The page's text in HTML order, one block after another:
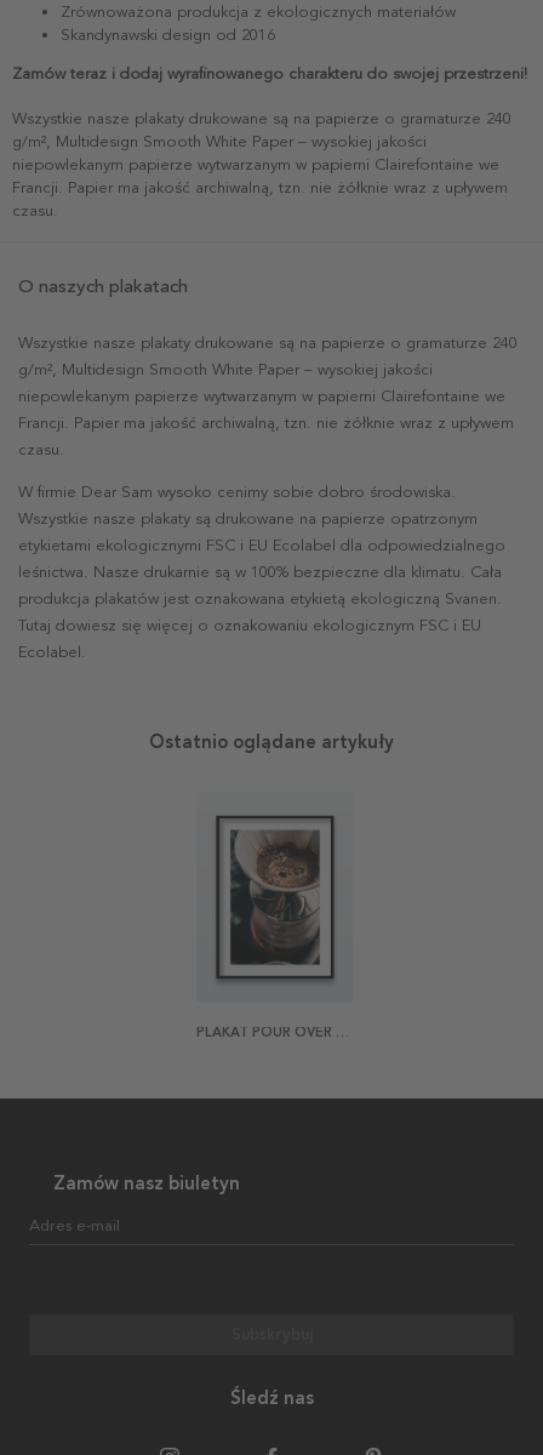
Zrównoważona produkcja z ekologicznych materiałów
Skandynawski design od 2016
Zamów teraz i dodaj wyrafinowanego charakteru do swojej przestrzeni!
Wszystkie nasze plakaty drukowane są na papierze o gramaturze 240
g/m², Multidesign Smooth White Paper – wysokiej jakości
niepowlekanym papierze wytwarzanym w papierni Clairefontaine we
Francji. Papier ma jakość archiwalną, tzn. nie żółknie wraz z upływem
czasu.
O naszych plakatach
Wszystkie nasze plakaty drukowane są na papierze o gramaturze 240
g/m², Multidesign Smooth White Paper – wysokiej jakości
niepowlekanym papierze wytwarzanym w papierni Clairefontaine we
Francji. Papier ma jakość archiwalną, tzn. nie żółknie wraz z upływem
czasu.
W firmie Dear Sam wysoko cenimy sobie dobro środowiska.
Wszystkie nasze plakaty są drukowane na papierze opatrzonym
etykietami ekologicznymi FSC i EU Ecolabel dla odpowiedzialnego
leśnictwa. Nasze drukarnie są w 100% bezpieczne dla klimatu. Cała
produkcja plakatów jest oznakowana etykietą ekologiczną Svanen.
Tutaj dowiesz się więcej o oznakowaniu ekologicznym FSC i EU
Ecolabel.
Ostatnio oglądane artykuły
PLAKAT POUR OVER COFFEE
Zamów nasz biuletyn
Adres e-mail
Śledź nas